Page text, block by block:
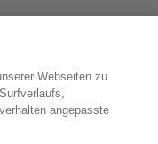
Webseiten zu
angepasste